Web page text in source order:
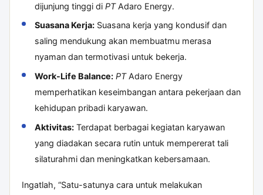
dijunjung tinggi di PTAdaro Energy.
Suasana Kerja:Suasana kerja yang kondusif dan
saling mendukung akan membuatmu merasa
nyaman dan termotivasi untuk bekerja.
Work-Life Balance: PTAdaro Energy
memperhatikan keseimbangan antara pekerjaan dan
kehidupan pribadi karyawan.
Aktivitas:Terdapat berbagai kegiatan karyawan
yang diadakan secara rutin untuk mempererat tali
silaturahmi dan meningkatkan kebersamaan.
Ingatlah, “Satu-satunya cara untuk melakukan